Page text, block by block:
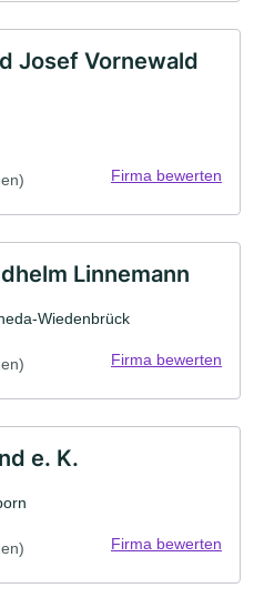
Josef Vornewald
Firma bewerten
Linnemann
Wiedenbrück
Firma bewerten
e. K.
Firma bewerten